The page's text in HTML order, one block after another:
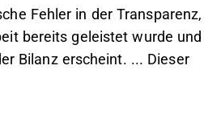
Fehler in der Transparenz,
bereits geleistet wurde und
Bilanz erscheint. ... Dieser